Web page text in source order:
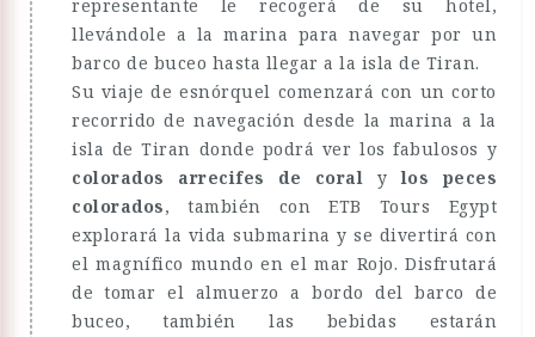
representante le recogerá de su hotel,
llevándole a la marina para navegar por un
barco de buceo hasta llegar a la isla de Tiran.
Su viaje de esnórquel comenzará con un corto
recorrido de navegación desde la marina a la
isla de Tiran donde podrá ver los fabulosos y
colorados arrecifes de coral ylos peces
colorados, también con ETB Tours Egypt
explorará la vida submarina y se divertirá con
el magnífico mundo en el mar Rojo. Disfrutará
de tomar el almuerzo a bordo del barco de
buceo, también las bebidas estarán